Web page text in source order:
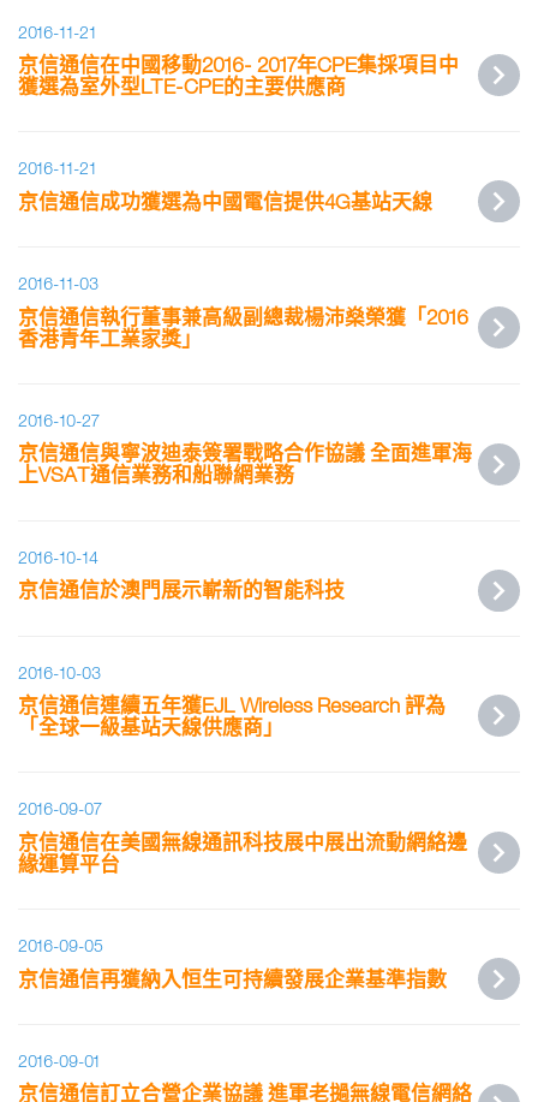
2016-11-21
京信通信在中國移動2016- 2017年CPE集採項目中
獲選為室外型LTE-CPE的主要供應商
2016-11-21
京信通信成功獲選為中國電信提供4G基站天線
2016-11-03
京信通信執行董事兼高級副總裁楊沛燊榮獲「2016
香港青年工業家獎」
2016-10-27
京信通信與寧波迪泰簽署戰略合作協議 全面進軍海
上VSAT通信業務和船聯網業務
2016-10-14
京信通信於澳門展示嶄新的智能科技
2016-10-03
京信通信連續五年獲EJL Wireless Research 評為
「全球一級基站天線供應商」
2016-09-07
京信通信在美國無線通訊科技展中展出流動網絡邊
緣運算平台
2016-09-05
京信通信再獲納入恒生可持續發展企業基準指數
2016-09-01
京信通信訂立合營企業協議 進軍老撾無線電信網絡